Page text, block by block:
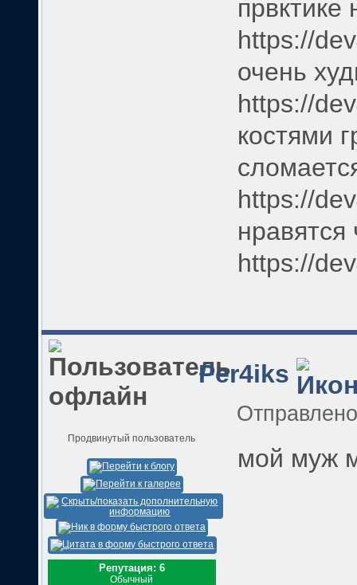
првктике
https://
очень
https://
костями
https://
https://
Per4iks
Продвинутый пользователь
Репутация: 6
Обычный
мой муж